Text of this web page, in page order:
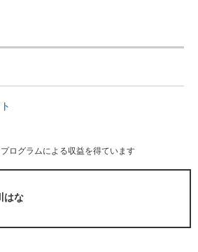
ログラムによる収益を得ています
はな